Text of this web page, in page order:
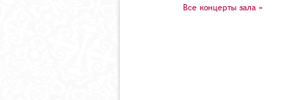
Все концерты зала »